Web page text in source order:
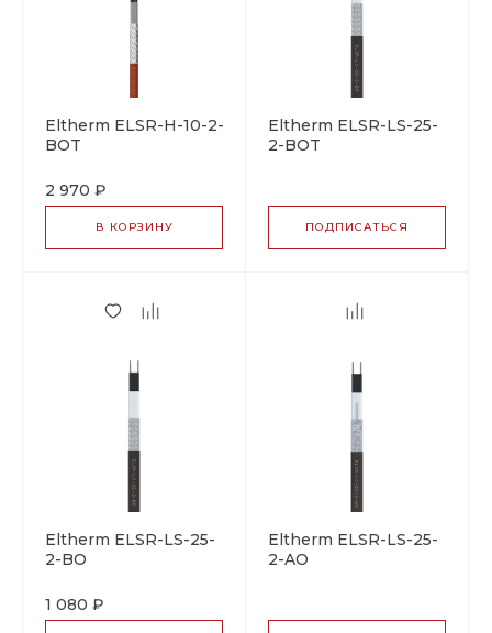
Eltherm ELSR-H-10-2-
BOT
греющий кабель
2 970 ₽
В КОРЗИНУ
Eltherm ELSR-LS-25-
2-BOT
ПОДПИСАТЬСЯ
Eltherm ELSR-LS-25-
2-BO
греющий кабель
1 080 ₽
Eltherm ELSR-LS-25-
2-AO